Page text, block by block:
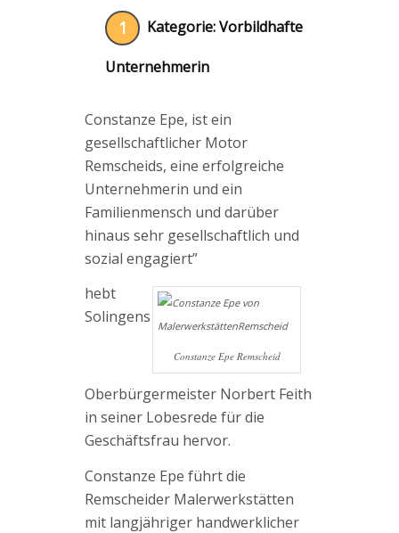
1 Kategorie: Vorbildhafte
Unternehmerin
Constanze Epe, ist ein
gesellschaftlicher Motor
Remscheids, eine erfolgreiche
Unternehmerin und ein
Familienmensch und darüber
hinaus sehr gesellschaftlich und
sozial engagiert”
Constanze Epe Remscheid
hebt
Solingens
Oberbürgermeister Norbert Feith
in seiner Lobesrede für die
Geschäftsfrau hervor.
Constanze Epe führt die
Remscheider Malerwerkstätten
mit langjähriger handwerklicher